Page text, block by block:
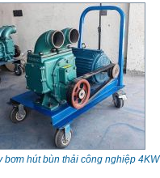
bơm hút bùn thải công nghiệp 4KW